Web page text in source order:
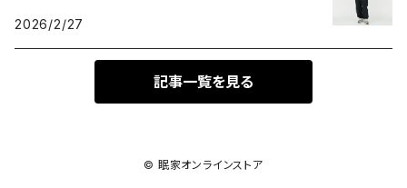
2026/2/27
記事一覧を見る
© 眠家オンラインストア